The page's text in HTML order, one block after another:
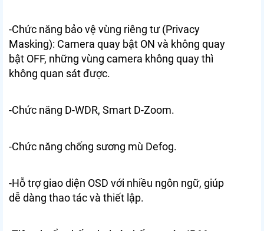
-Chức năng bảo vệ vùng riêng tư (Privacy
Masking): Camera quay bật ON và không quay
bật OFF, những vùng camera không quay thì
không quan sát được.
-Chức năng D-WDR, Smart D-Zoom.
-Chức năng chống sương mù Defog.
-Hỗ trợ giao diện OSD với nhiều ngôn ngữ, giúp
dễ dàng thao tác và thiết lập.